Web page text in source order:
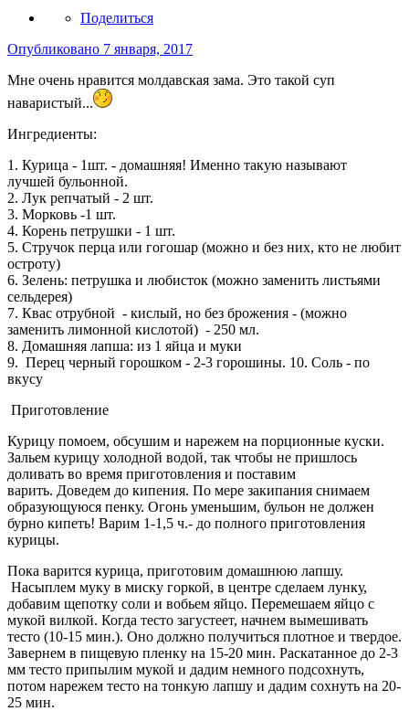
Поделиться
Опубликовано 7 января, 2017
Мне очень нравится молдавская зама. Это такой суп
наваристый...
Ингредиенты:
1. Курица - 1шт. - домашняя! Именно такую называют
лучшей бульонной.
2. Лук репчатый - 2 шт.
3. Морковь -1 шт.
4. Корень петрушки - 1 шт.
5. Стручок перца или гогошар (можно и без них, кто не любит
остроту)
6. Зелень: петрушка и любисток (можно заменить листьями
сельдерея)
7. Квас отрубной - кислый, но без брожения - (можно
заменить лимонной кислотой) - 250 мл.
8. Домашняя лапша: из 1 яйца и муки
9. Перец черный горошком - 2-3 горошины. 10. Соль - по
вкусу
Приготовление
Курицу помоем, обсушим и нарежем на порционные куски.
Зальем курицу холодной водой, так чтобы не пришлось
доливать во время приготовления и поставим
варить. Доведем до кипения. По мере закипания снимаем
образующуюся пенку. Огонь уменьшим, бульон не должен
бурно кипеть! Варим 1-1,5 ч.- до полного приготовления
курицы.
Пока варится курица, приготовим домашнюю лапшу.
Насыплем муку в миску горкой, в центре сделаем лунку,
добавим щепотку соли и вобьем яйцо. Перемешаем яйцо с
мукой вилкой. Когда тесто загустеет, начнем вымешивать
тесто (10-15 мин.). Оно должно получиться плотное и твердое.
Завернем в пищевую пленку на 15-20 мин. Раскатанное до 2-3
мм тесто припылим мукой и дадим немного подсохнуть,
потом нарежем тесто на тонкую лапшу и дадим сохнуть на 20-
25 мин.